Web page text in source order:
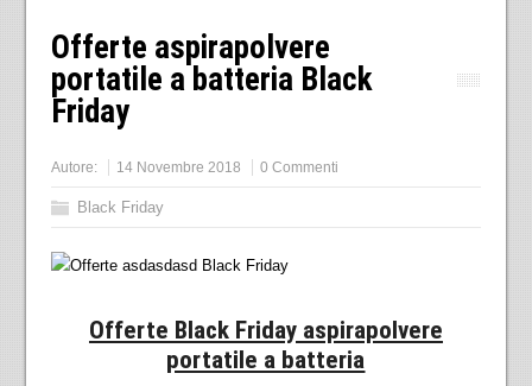
Offerte aspirapolvere
portatile a batteria Black
Friday
Autore: 14 Novembre 2018 0 Commenti
Black Friday
Offerte Black Friday aspirapolvere
portatile a batteria